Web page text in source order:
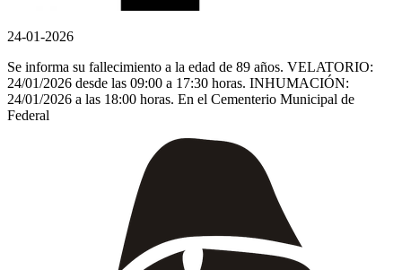
24-01-2026
Se informa su fallecimiento a la edad de 89 años. VELATORIO:
24/01/2026 desde las 09:00 a 17:30 horas. INHUMACIÓN:
24/01/2026 a las 18:00 horas. En el Cementerio Municipal de
Federal